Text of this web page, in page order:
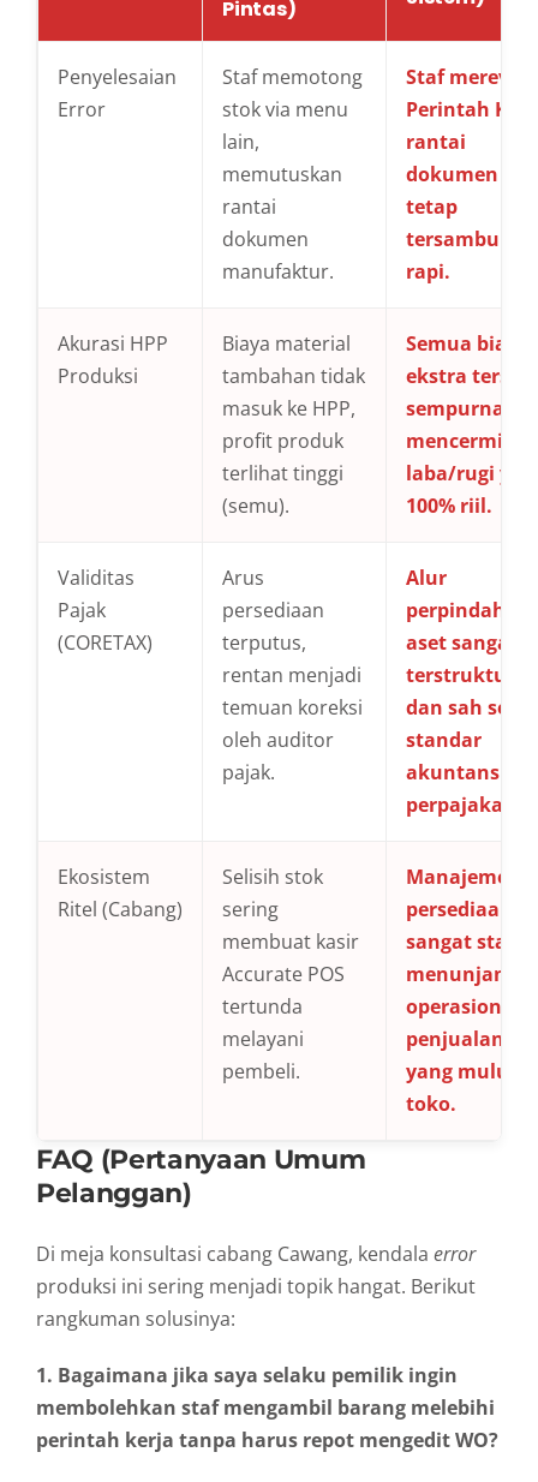
Pintas)
Penyelesaian
Error
Staf memotong
stok via menu
lain,
memutuskan
rantai
dokumen
manufaktur.
Staf merevisi
Perintah
rantai
dokumen
tetap
tersambung
rapi.
Akurasi HPP
Produksi
Biaya material
tambahan tidak
masuk ke HPP,
profit produk
terlihat tinggi
(semu).
Semua biaya
ekstra
sempurna,
laba/rugi
100% riil.
Validitas
Pajak
(CORETAX)
Arus
persediaan
terputus,
rentan menjadi
temuan koreksi
oleh auditor
pajak.
Alur
perpindahan
aset sangat
terstruktur
dan sah
standar
akuntansi
perpajakan.
Ekosistem
Ritel (Cabang)
Selisih stok
sering
membuat kasir
Accurate POS
tertunda
melayani
pembeli.
Manajemen
persediaan
sangat stabil,
menunjang
operasional
penjualan
yang mulus
toko.
FAQ (Pertanyaan Umum
Pelanggan)
Di meja konsultasi cabang Cawang, kendala error
produksi ini sering menjadi topik hangat. Berikut
rangkuman solusinya:
1. Bagaimana jika saya selaku pemilik ingin
membolehkan staf mengambil barang melebihi
perintah kerja tanpa harus repot mengedit WO?